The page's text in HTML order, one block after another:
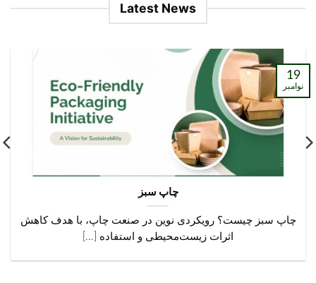
Latest News
چاپ سبز
چاپ سبز چیست؟ رویکردی نوین در صنعت چاپ، با هدف کاهش
اثرات زیست‌محیطی و استفاده [...]
19
نوامبر